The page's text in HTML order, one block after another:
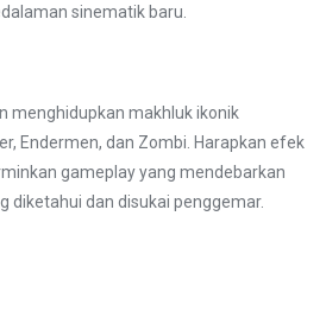
sinematik baru.
menghidupkan makhluk ikonik
Endermen, dan Zombi. Harapkan efek
gameplay yang mendebarkan
diketahui dan disukai penggemar.